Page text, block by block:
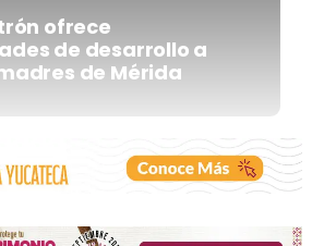
ofrece
de desarrollo a
de Mérida